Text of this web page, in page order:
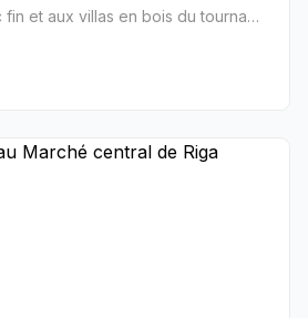
et aux villas en bois du tournant